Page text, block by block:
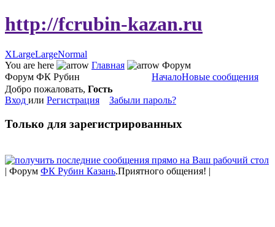
http://fcrubin-kazan.ru
XLargeLargeNormal
You are here
Главная
Форум
Форум ФК Рубин
НачалоНовые сообщения
Добро пожаловать, Гость
Вход или Регистрация Забыли пароль?
Только для зарегистрированных
| Форум ФК Рубин Казань.Приятного общения! |